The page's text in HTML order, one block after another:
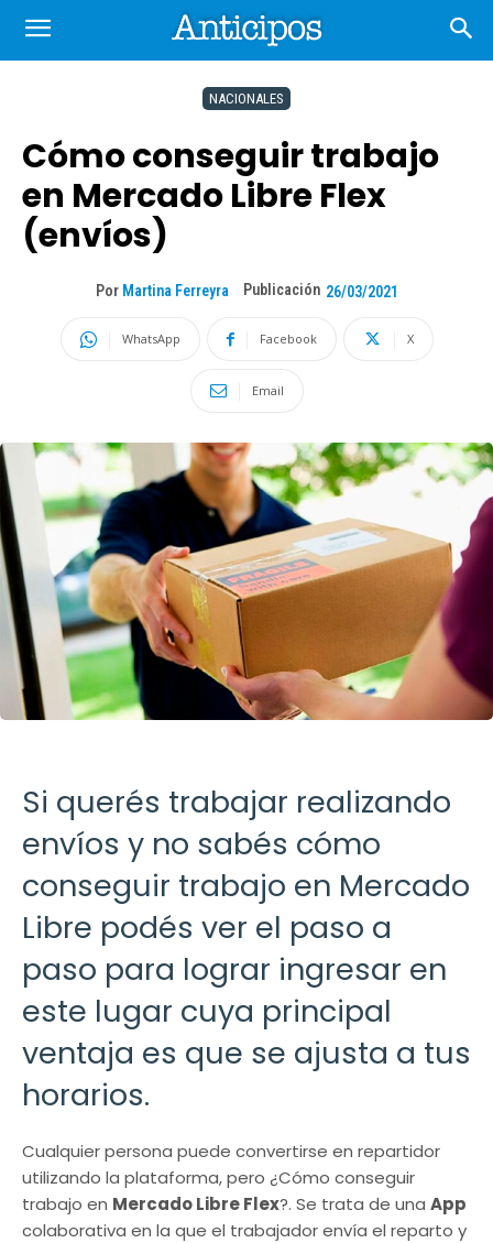
NACIONALES
Cómo conseguir trabajo
en Mercado Libre Flex
(envíos)
Por Martina Ferreyra Publicación 26/03/2021
WhatsApp Facebook X
Email
Si querés trabajar realizando
envíos y no sabés cómo
conseguir trabajo en Mercado
Libre podés ver el paso a
paso para lograr ingresar en
este lugar cuya principal
ventaja es que se ajusta a tus
horarios.
Cualquier persona puede convertirse en repartidor
utilizando la plataforma, pero ¿Cómo conseguir
trabajo en Mercado Libre Flex?. Se trata de una App
colaborativa en la que el trabajador envía el reparto y